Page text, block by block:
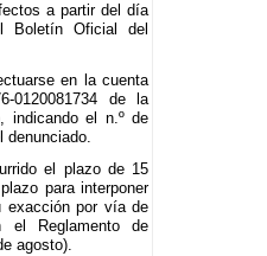
a partir del día
Boletín Oficial del
en la cuenta
0120081734 de la
indicando el n.º de
denunciado.
el plazo de 15
para interponer
exacción por vía de
el Reglamento de
agosto).